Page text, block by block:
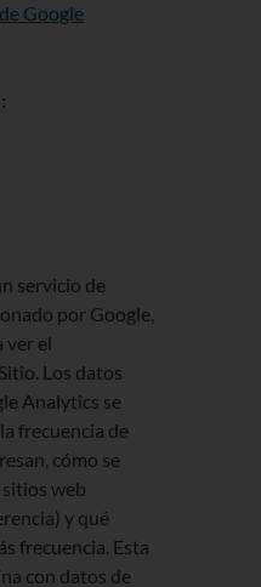
Google
servicio de
por Google,
ver el
Los datos
Analytics se
frecuencia de
cómo se
web
y qué
frecuencia. Esta
con datos de